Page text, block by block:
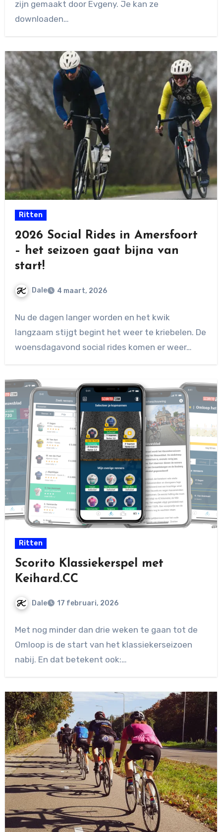
zijn gemaakt door Evgeny. Je kan ze
downloaden…
Ritten
2026 Social Rides in Amersfoort
– het seizoen gaat bijna van
start!
Dale 4 maart, 2026
reacties
Nu de dagen langer worden en het kwik
langzaam stijgt begint het weer te kriebelen. De
woensdagavond social rides komen er weer…
Ritten
Scorito Klassiekerspel met
Keihard.CC
Dale 17 februari, 2026
reacties
Met nog minder dan drie weken te gaan tot de
Omloop is de start van het klassiekerseizoen
nabij. En dat betekent ook:…